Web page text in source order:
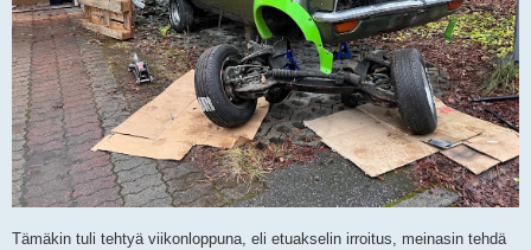
Tämäkin tuli tehtyä viikonloppuna, eli etuakselin irroitus, meinasin tehdä